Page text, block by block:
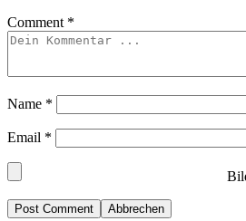
Comment *
Name *
Email *
Abbrechen